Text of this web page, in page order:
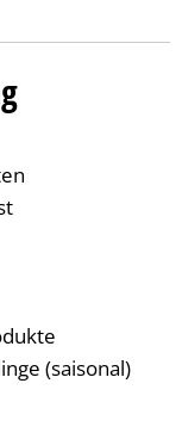
(saisonal)